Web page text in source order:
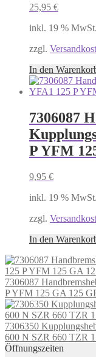
25,95 €
inkl. 19 % MwSt.
zzgl.
In den
7306087
P YFM
9,95 €
inkl. 19 % MwSt.
zzgl.
In den
7306087
P YFM 125 GA 125
7306350
600 N SZR 660 TZR
Öffnungszeiten